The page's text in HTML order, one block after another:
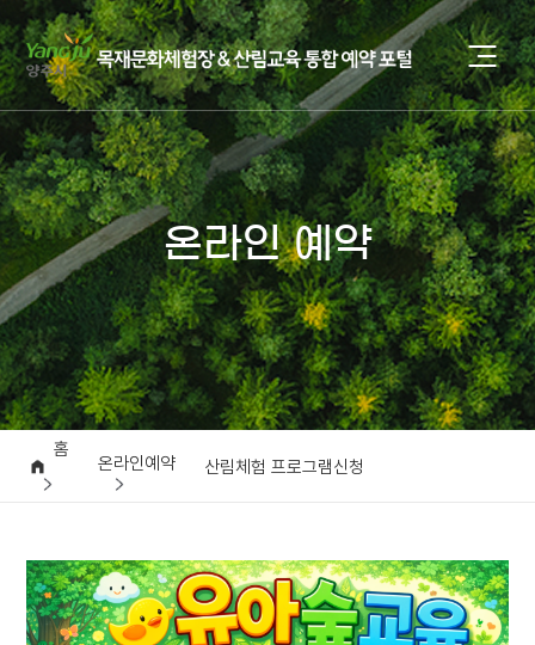
온라인 예약
홈
온라인예약 산림체험 프로그램신청